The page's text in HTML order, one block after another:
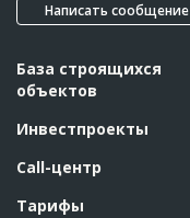
Написать сообщение
База строящихся
объектов
Инвестпроекты
Call-центр
Тарифы